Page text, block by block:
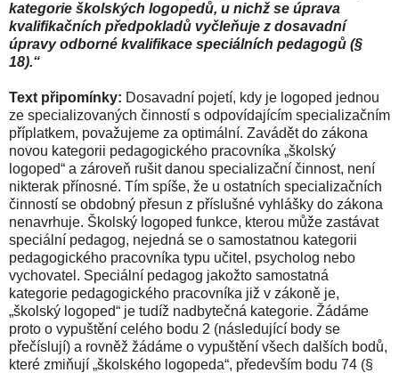
kategorie školských logopedů, u nichž se úprava
kvalifikačních předpokladů vyčleňuje z dosavadní
úpravy odborné kvalifikace speciálních pedagogů (§
18).“
Text připomínky: Dosavadní pojetí, kdy je logoped jednou
ze specializovaných činností s odpovídajícím specializačním
příplatkem, považujeme za optimální. Zavádět do zákona
novou kategorii pedagogického pracovníka „školský
logoped“ a zároveň rušit danou specializační činnost, není
nikterak přínosné. Tím spíše, že u ostatních specializačních
činností se obdobný přesun z příslušné vyhlášky do zákona
nenavrhuje. Školský logoped funkce, kterou může zastávat
speciální pedagog, nejedná se o samostatnou kategorii
pedagogického pracovníka typu učitel, psycholog nebo
vychovatel. Speciální pedagog jakožto samostatná
kategorie pedagogického pracovníka již v zákoně je,
„školský logoped“ je tudíž nadbytečná kategorie. Žádáme
proto o vypuštění celého bodu 2 (následující body se
přečíslují) a rovněž žádáme o vypuštění všech dalších bodů,
které zmiňují „školského logopeda“, především bodu 74 (§